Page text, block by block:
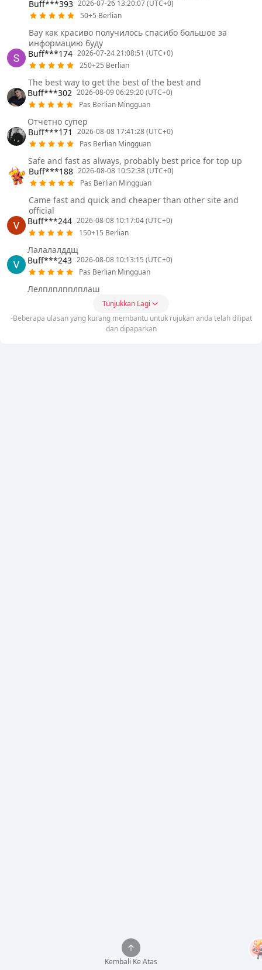
Buff***393 2026-07-26 13:20:07 (UTC+0)
50+5 Berlian
Вау как красиво получилось спасибо большое за
информацию буду
Buff***174 2026-07-24 21:08:51 (UTC+0)
250+25 Berlian
The best way to get the best of the best and
Buff***302 2026-08-09 06:29:20 (UTC+0)
Pas Berlian Mingguan
Отчетно супер
Buff***171
2026-08-08 17:41:28 (UTC+0)
Pas Berlian Mingguan
Safe and fast as always, probably best price for top up
Buff***188 2026-08-08 10:52:38 (UTC+0)
Pas Berlian Mingguan
Came fast and quick and cheaper than other site and
official
Buff***244 2026-08-08 10:17:04 (UTC+0)
150+15 Berlian
Лалалалддщ
Buff***243 2026-08-08 10:13:15 (UTC+0)
Pas Berlian Mingguan
Лелплплпплплаш
Tunjukkan Lagi
-Beberapa ulasan yang kurang membantu untuk rujukan anda telah dilipat
dan dipaparkan
Kembali Ke Atas